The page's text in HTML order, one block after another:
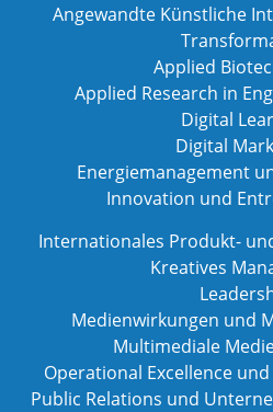
Angewandte Künstliche
Applied
Applied Research in
Digital
Digital
Energiemanagement
Innovation und
Internationales Produkt-
Kreatives
Medienwirkungen und
Multimediale
Operational Excellence
Public Relations und